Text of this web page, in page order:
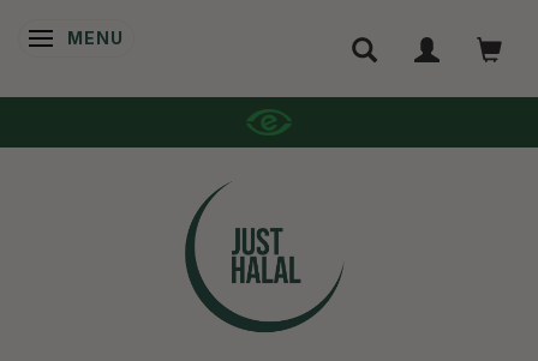
SKIFTE NAVIGATION
MENU
AFSENDELSE 1-2 DAGE